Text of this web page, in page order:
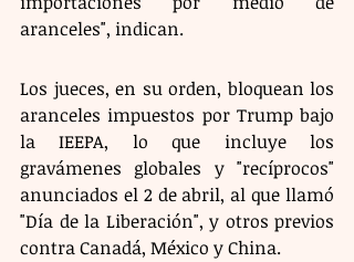
aranceles", indican.
Los jueces, en su orden, bloquean los
aranceles impuestos por Trump bajo
la IEEPA, lo que incluye los
gravámenes globales y "recíprocos"
anunciados el 2 de abril, al que llamó
"Día de la Liberación", y otros previos
contra Canadá, México y China.